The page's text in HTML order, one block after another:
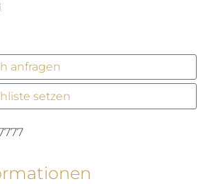
anfragen
setzen